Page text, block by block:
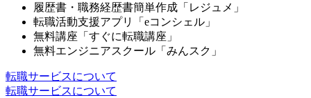
履歴書・職務経歴書簡単作成「レジュメ」
転職活動支援アプリ「eコンシェル」
無料講座「すぐに転職講座」
無料エンジニアスクール「みんスク」
転職サービスについて
転職サービスについて